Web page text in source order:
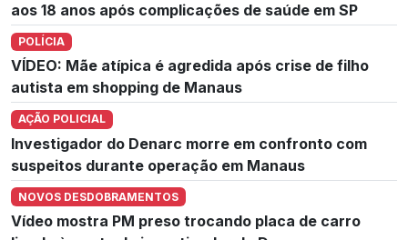
aos 18 anos após complicações de saúde em SP
POLÍCIA
VÍDEO: Mãe atípica é agredida após crise de filho
autista em shopping de Manaus
AÇÃO POLICIAL
Investigador do Denarc morre em confronto com
suspeitos durante operação em Manaus
NOVOS DESDOBRAMENTOS
Vídeo mostra PM preso trocando placa de carro